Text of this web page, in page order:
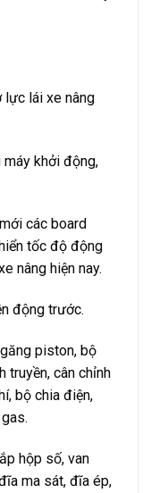
lực lái xe nâng
máy khởi động,
các board
tốc độ động
nâng hiện nay.
động trước.
piston, bộ
truyền, cân chỉnh
bộ chia điện,
hộp số, van
ma sát, đĩa ép,